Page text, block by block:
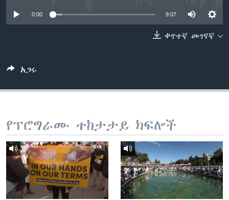
0:00 9:07
ቀጥተኛ መገናኛ
አጋሩ
የፕሮግራሙ ተከታታይ ክፍሎች